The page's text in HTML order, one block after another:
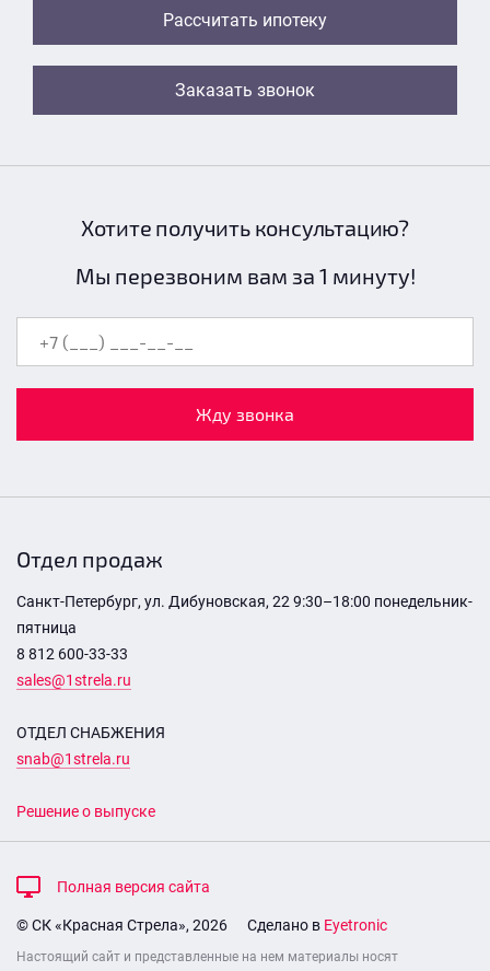
Рассчитать ипотеку
Заказать звонок
Хотите получить консультацию?
Мы перезвоним вам за 1 минуту!
Жду звонка
Отдел продаж
Санкт-Петербург, ул. Дибуновская, 22 9:30–18:00 понедельник-
пятница
8 812 600-33-33
sales@1strela.ru
ОТДЕЛ СНАБЖЕНИЯ
snab@1strela.ru
Решение о выпуске
Полная версия сайта
© СК «Красная Стрела», 2026 Сделано в Eyetronic
Настоящий сайт и представленные на нем материалы носят